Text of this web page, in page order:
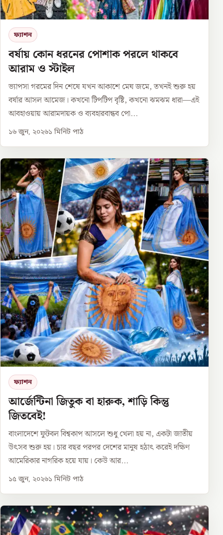
ফ্যাশন
বর্ষায় কোন ধরনের পোশাক পরলে থাকবে
আরাম ও স্টাইল
ভ্যাপসা গরমের দিন শেষে যখন আকাশে মেঘ জমে, তখনই শুরু হয়
বর্ষার আসল আমেজ। কখনো টিপটিপ বৃষ্টি, কখনো ঝমঝম ধারা—এই
আবহাওয়ায় আরামদায়ক ও ব্যবহারবান্ধব পো...
১৬ জুন, ২০২৬১ মিনিট পাঠ
ফ্যাশন
আর্জেন্টিনা জিতুক বা হারুক, শাড়ি কিন্তু
জিতবেই!
বাংলাদেশে ফুটবল বিশ্বকাপ আসলে শুধু খেলা হয় না, একটা জাতীয়
উৎসব শুরু হয়। চার বছর পরপর দেশের মানুষ হঠাৎ করেই দক্ষিণ
আমেরিকার নাগরিক হয়ে যায়। কেউ আর...
১৫ জুন, ২০২৬১ মিনিট পাঠ